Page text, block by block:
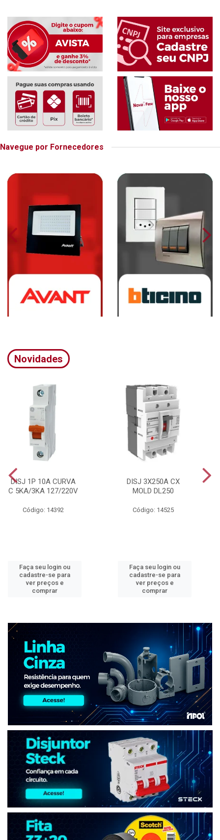
Navegue por Fornecedores
Novidades
DISJ 1P 10A CURVA
C 5KA/3KA 127/220V
Código: 14392
Faça seu login ou
cadastre-se para
ver preços e
comprar
DISJ 3X250A CX
MOLD DL250
Código: 14525
Faça seu login ou
cadastre-se para
ver preços e
comprar